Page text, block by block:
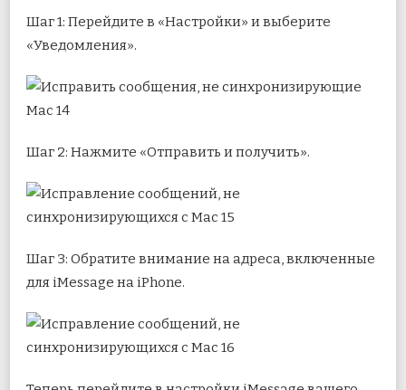
Шаг 1: Перейдите в «Настройки» и выберите
«Уведомления».
Шаг 2: Нажмите «Отправить и получить».
Шаг 3: Обратите внимание на адреса, включенные
для iMessage на iPhone.